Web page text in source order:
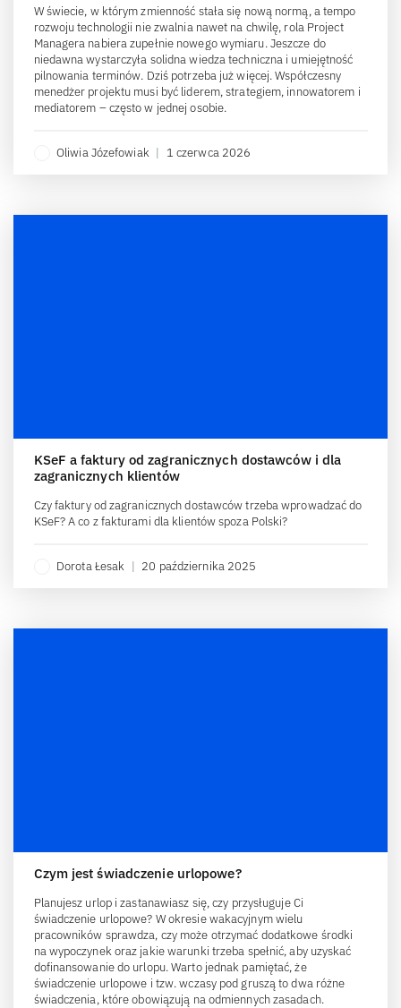
W świecie, w którym zmienność stała się nową normą, a tempo
rozwoju technologii nie zwalnia nawet na chwilę, rola Project
Managera nabiera zupełnie nowego wymiaru. Jeszcze do
niedawna wystarczyła solidna wiedza techniczna i umiejętność
pilnowania terminów. Dziś potrzeba już więcej. Współczesny
menedżer projektu musi być liderem, strategiem, innowatorem i
mediatorem – często w jednej osobie.
Oliwia Józefowiak | 1 czerwca 2026
KSeF a faktury od zagranicznych dostawców i dla
zagranicznych klientów
Czy faktury od zagranicznych dostawców trzeba wprowadzać do
KSeF? A co z fakturami dla klientów spoza Polski?
Dorota Łesak | 20 października 2025
Czym jest świadczenie urlopowe?
Planujesz urlop i zastanawiasz się, czy przysługuje Ci
świadczenie urlopowe? W okresie wakacyjnym wielu
pracowników sprawdza, czy może otrzymać dodatkowe środki
na wypoczynek oraz jakie warunki trzeba spełnić, aby uzyskać
dofinansowanie do urlopu. Warto jednak pamiętać, że
świadczenie urlopowe i tzw. wczasy pod gruszą to dwa różne
świadczenia, które obowiązują na odmiennych zasadach.